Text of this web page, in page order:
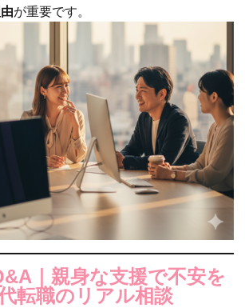
が重要です。
｜親身な支援で不安を
転職のリアル相談